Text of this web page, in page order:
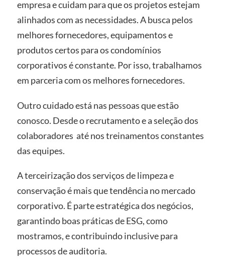
empresa e cuidam para que os projetos estejam
alinhados com as necessidades. A busca pelos
melhores fornecedores, equipamentos e
produtos certos para os condomínios
corporativos é constante. Por isso, trabalhamos
em parceria com os melhores fornecedores.
Outro cuidado está nas pessoas que estão
conosco. Desde o recrutamento e a seleção dos
colaboradores até nos treinamentos constantes
das equipes.
A terceirização dos serviços de limpeza e
conservação é mais que tendência no mercado
corporativo. É parte estratégica dos negócios,
garantindo boas práticas de ESG, como
mostramos, e contribuindo inclusive para
processos de auditoria.